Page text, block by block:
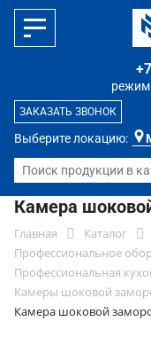
Выберите локацию:
режим
ЗАКАЗАТЬ ЗВОНОК
Камера
Главная
Каталог
Профессиональное
Профессиональная
Камеры шоковой
Камера шоковой